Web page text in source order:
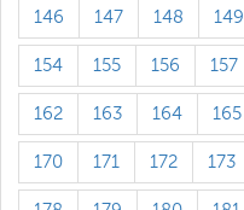
146 147 148 149
154 155 156 157
162 163 164 165
170 171 172 173